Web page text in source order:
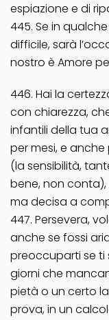
espiazione e di
445. Se in
difficile, sarà
nostro è Amore
446. Hai la
con chiarezza,
infantili della tua
per mesi, e
(la sensibilità,
bene, non
ma decisa a
447. Persevera,
anche se fossi
preoccuparti se ti
giorni che
pietà o un certo
prova, in un